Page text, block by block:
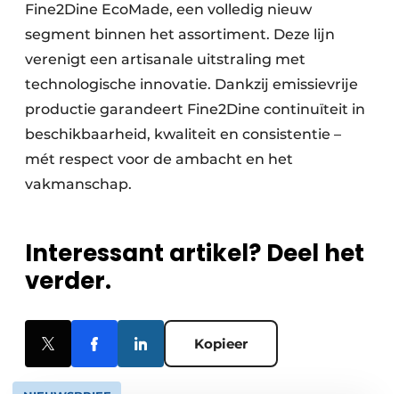
Fine2Dine EcoMade, een volledig nieuw
segment binnen het assortiment. Deze lijn
verenigt een artisanale uitstraling met
technologische innovatie. Dankzij emissievrije
productie garandeert Fine2Dine continuïteit in
beschikbaarheid, kwaliteit en consistentie –
mét respect voor de ambacht en het
vakmanschap.
Interessant artikel? Deel het
verder.
Kopieer